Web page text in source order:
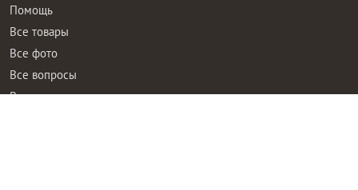
Помощь
Все товары
Все фото
Все вопросы
Все статьи